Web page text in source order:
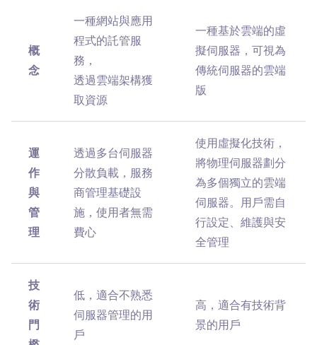
概
念
一種網站與應用
程式的託管服
務，
透過雲端架構獲
取資源
一種基於雲端的虛
擬伺服器，可視為
傳統伺服器的雲端
版
運
作
與
管
理
透過多台伺服器
分散負載，服務
商管理基礎設
施，使用者無需
費心
使用虛擬化技術，
將物理伺服器劃分
為多個獨立的雲端
伺服器。用戶需自
行設定、維護與安
全管理
技
術
門
低，適合不熟悉
伺服器管理的用
戶
高，適合有技術背
景的用戶